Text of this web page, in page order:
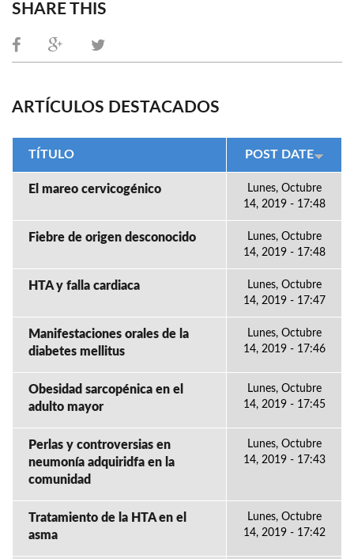
SHARE THIS
ARTÍCULOS DESTACADOS
TÍTULO POST DATE
El mareo cervicogénico
Lunes, Octubre
14, 2019 - 17:48
Fiebre de origen desconocido
Lunes, Octubre
14, 2019 - 17:48
HTA y falla cardiaca
Lunes, Octubre
14, 2019 - 17:47
Manifestaciones orales de la
diabetes mellitus
Lunes, Octubre
14, 2019 - 17:46
Obesidad sarcopénica en el
adulto mayor
Lunes, Octubre
14, 2019 - 17:45
Perlas y controversias en
neumonía adquiridfa en la
comunidad
Lunes, Octubre
14, 2019 - 17:43
Tratamiento de la HTA en el
asma
Lunes, Octubre
14, 2019 - 17:42